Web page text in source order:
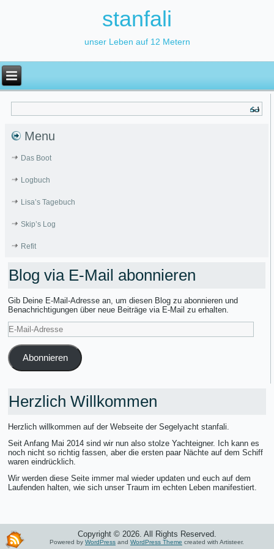
stanfali
unser Leben auf 12 Metern
Menu
Das Boot
Logbuch
Lisa’s Tagebuch
Skip’s Log
Refit
Blog via E-Mail abonnieren
Gib Deine E-Mail-Adresse an, um diesen Blog zu abonnieren und
Benachrichtigungen über neue Beiträge via E-Mail zu erhalten.
E-
Mail-
Adresse
Abonnieren
Herzlich Willkommen
Herzlich willkommen auf der Webseite der Segelyacht stanfali.
Seit Anfang Mai 2014 sind wir nun also stolze Yachteigner. Ich kann es
noch nicht so richtig fassen, aber die ersten paar Nächte auf dem Schiff
waren eindrücklich.
Wir werden diese Seite immer mal wieder updaten und euch auf dem
Laufenden halten, wie sich unser Traum im echten Leben manifestiert.
Copyright © 2026. All Rights Reserved.
Powered by WordPress and WordPress Theme created with Artisteer.